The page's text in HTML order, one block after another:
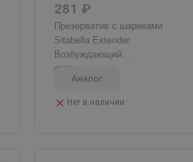
281 ₽
Презерватив с шариками
Sitabella Extender
Возбуждающий
и разогревающий эффект, 1 шт
Аналог
Нет в наличии